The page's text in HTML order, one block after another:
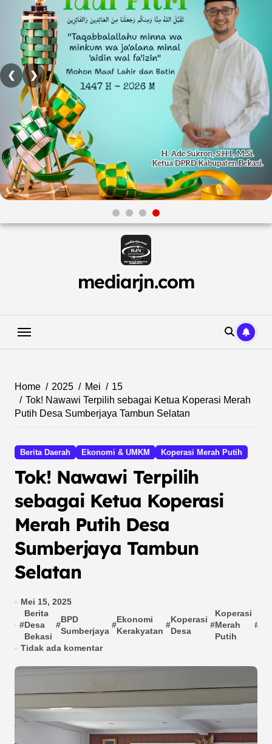
❮ ❯
Skip
mediarjn.com
Home 2025 Mei
15
Tok! Nawawi Terpilih sebagai Ketua Koperasi Merah
Putih Desa Sumberjaya Tambun Selatan
Berita Daerah Ekonomi & UMKM Koperasi Merah Putih
Tok! Nawawi Terpilih
sebagai Ketua Koperasi
Merah Putih Desa
Sumberjaya Tambun
Selatan
Mei 15, 2025
#
Berita
Desa
Bekasi
#
BPD
Sumberjaya
#
Ekonomi
Kerakyatan
#
Koperasi
Desa
#
Koperasi
Merah
Putih
#
Tidak ada komentar